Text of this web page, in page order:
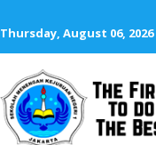
Thursday, August 06, 2026